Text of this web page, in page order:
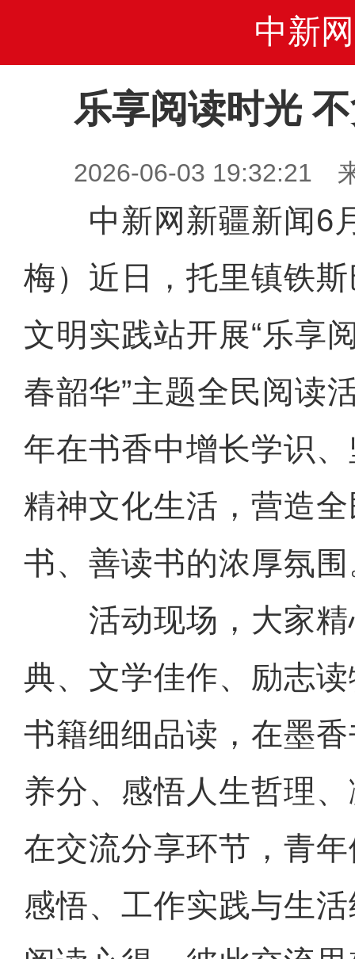
中新网
乐享阅读时光
2026-06-03 19:32:21
中新网新疆新闻6
梅）近日，托里镇铁
文明实践站开展“乐享
春韶华”主题全民阅读
年在书香中增长学识
精神文化生活，营造
书、善读书的浓厚氛
活动现场，大家精
典、文学佳作、励志
书籍细细品读，在墨
养分、感悟人生哲理
在交流分享环节，青
感悟、工作实践与生